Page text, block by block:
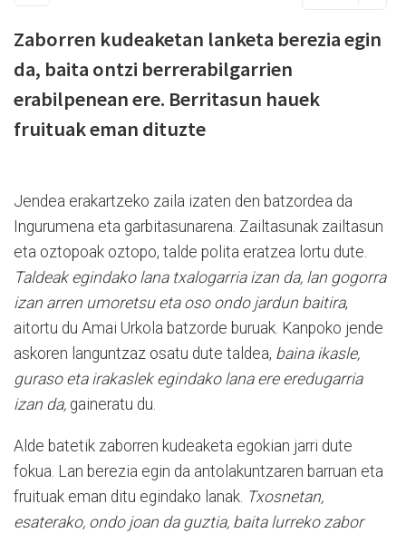
Zaborren kudeaketan lanketa berezia egin
da, baita ontzi berrerabilgarrien
erabilpenean ere. Berritasun hauek
fruituak eman dituzte
Jendea erakartzeko zaila izaten den batzordea da
Ingurumena eta garbitasunarena. Zailtasunak zailtasun
eta oztopoak oztopo, talde polita eratzea lortu dute.
Taldeak egindako lana txalogarria izan da, lan gogorra
izan arren umoretsu eta oso ondo jardun baitira,
aitortu du Amai Urkola batzorde buruak. Kanpoko jende
askoren languntzaz osatu dute taldea, baina ikasle,
guraso eta irakaslek egindako lana ere eredugarria
izan da, gaineratu du.
Alde batetik zaborren kudeaketa egokian jarri dute
fokua. Lan berezia egin da antolakuntzaren barruan eta
fruituak eman ditu egindako lanak. Txosnetan,
esaterako, ondo joan da guztia, baita lurreko zabor